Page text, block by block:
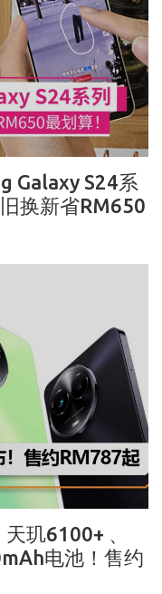
Galaxy S24系
换新省RM650
玑6100+ 、
电池！售约